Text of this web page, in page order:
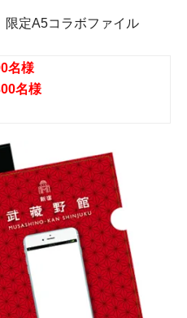
定A5コラボファイル
名様
名様